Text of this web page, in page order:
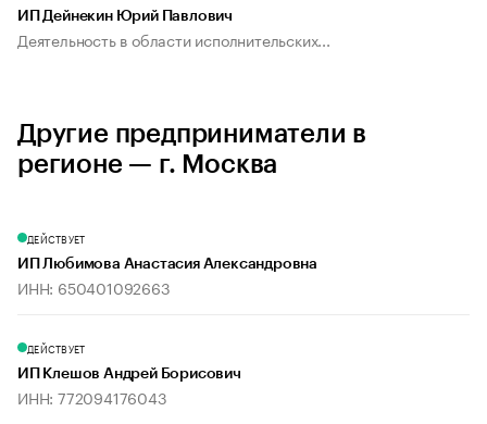
ИП Дейнекин Юрий Павлович
Деятельность в области исполнительских...
Другие предприниматели в
регионе — г. Москва
ДЕЙСТВУЕТ
ИП Любимова Анастасия Александровна
ИНН: 650401092663
ДЕЙСТВУЕТ
ИП Клешов Андрей Борисович
ИНН: 772094176043